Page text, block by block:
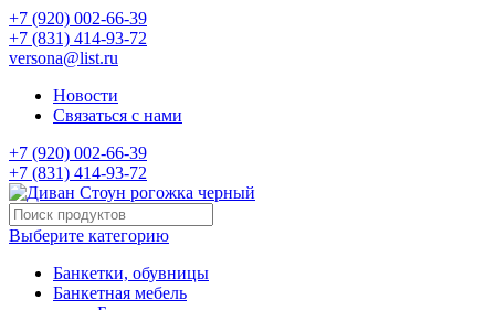
+7 (920) 002-66-39
+7 (831) 414-93-72
versona@list.ru
Новости
Связаться с нами
+7 (920) 002-66-39
+7 (831) 414-93-72
Выберите категорию
Банкетки, обувницы
Банкетная мебель